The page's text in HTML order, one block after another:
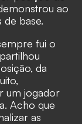
ao
de base.
fui o
da
um jogador
Acho que
as